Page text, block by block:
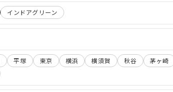
インドアグリーン
平塚 東京 横浜 横須賀 秋谷
茅ヶ崎